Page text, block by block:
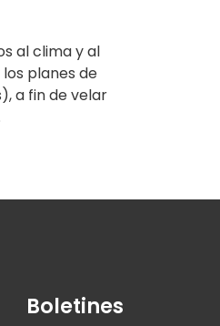
al clima y al
planes de
a fin de velar
Boletines